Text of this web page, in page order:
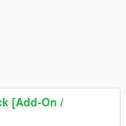
[Add-On /